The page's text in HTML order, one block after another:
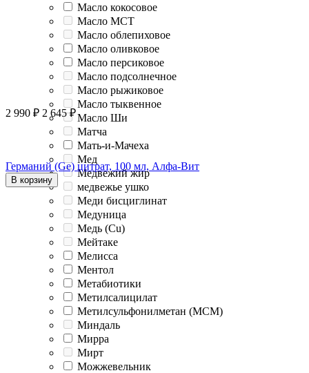
Масло кокосовое
Масло МСТ
Масло облепиховое
Масло оливковое
Масло персиковое
Масло подсолнечное
Масло рыжиковое
Масло тыквенное
Масло Ши
Матча
Мать-и-Мачеха
Мед
Медвежий жир
медвежье ушко
Меди бисциглинат
Медуница
Медь (Cu)
Мейтаке
Мелисса
Ментол
Метабиотики
Метилсалицилат
Метилсульфонилметан (МСМ)
Миндаль
Мирра
Мирт
Можжевельник
2 990 ₽ 2 645 ₽
Германий (Ge) цитрат, 100 мл, Алфа-Вит
В корзину